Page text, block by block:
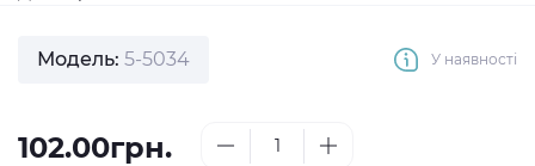
Модель: 5-5034 У наявності
102.00грн.